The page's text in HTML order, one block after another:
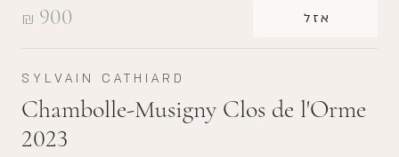
₪ 900 אזל
SYLVAIN CATHIARD
Chambolle-Musigny Clos de l'Orme
2023